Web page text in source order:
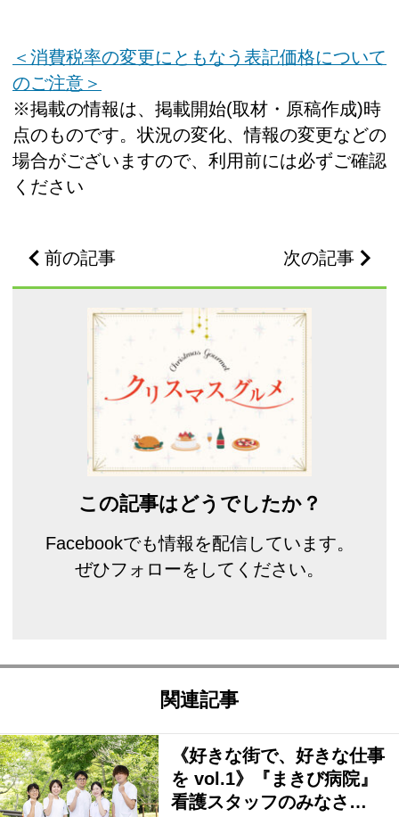
＜消費税率の変更にともなう表記価格について
のご注意＞
※掲載の情報は、掲載開始(取材・原稿作成)時
点のものです。状況の変化、情報の変更などの
場合がございますので、利用前には必ずご確認
ください
前の記事 次の記事
この記事はどうでしたか？
Facebookでも情報を配信しています。
ぜひフォローをしてください。
関連記事
《好きな街で、好きな仕事
を vol.1》『まきび病院』
看護スタッフのみなさ…